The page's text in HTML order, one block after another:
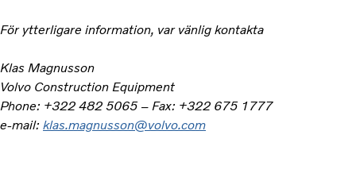
För ytterligare information, var vänlig kontakta
Klas Magnusson
Volvo Construction Equipment
Phone: +322 482 5065 – Fax: +322 675 1777
e-mail: klas.magnusson@volvo.com